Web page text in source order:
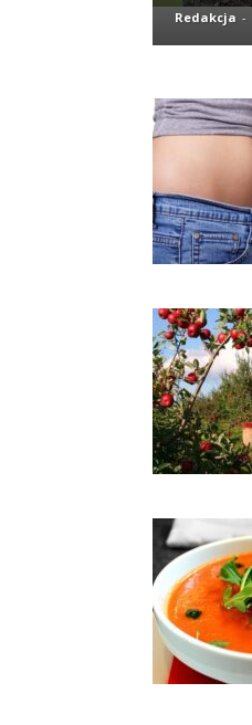
Redakcja -